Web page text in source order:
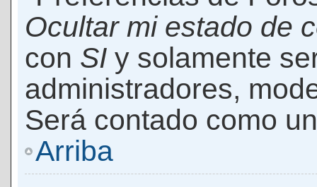
Ocultar mi estado de
con SI y solamente
administradores,
Será contado como
Arriba